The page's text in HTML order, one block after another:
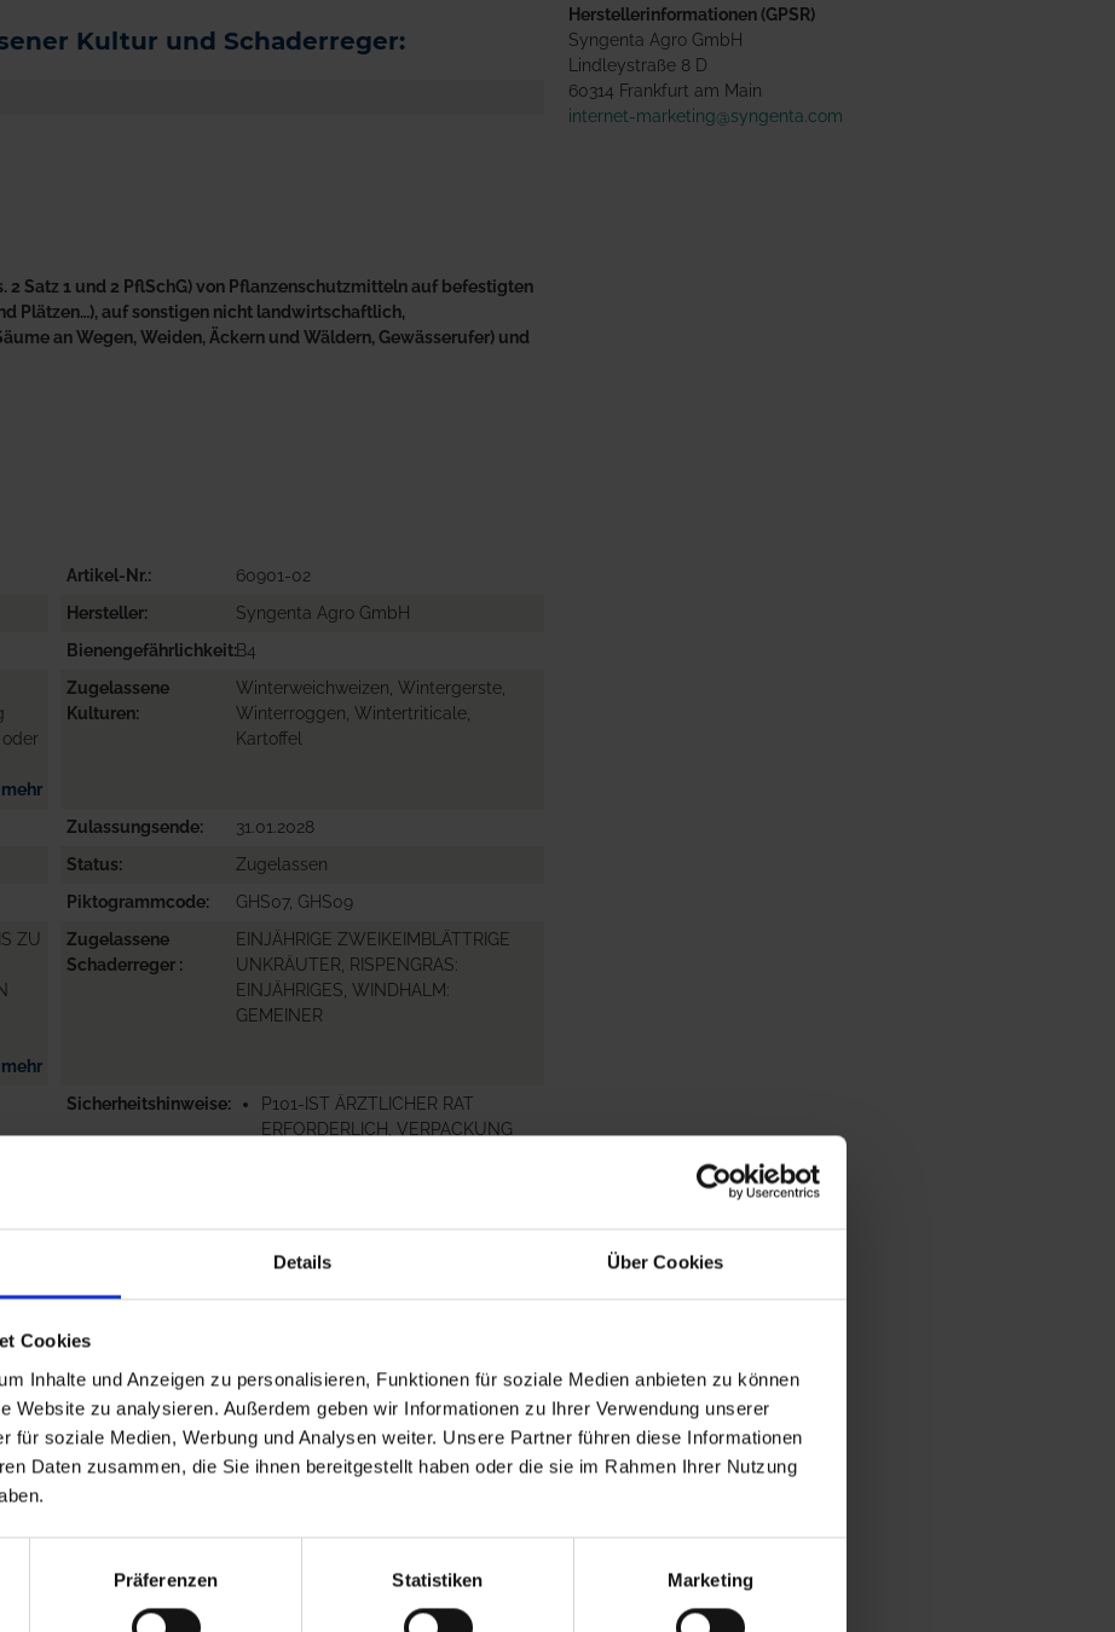
Details Über Cookies
Cookies
Inhalte und Anzeigen zu personalisieren, Funktionen für soziale Medien anbieten zu können
Website zu analysieren. Außerdem geben wir Informationen zu Ihrer Verwendung unserer
für soziale Medien, Werbung und Analysen weiter. Unsere Partner führen diese Informationen
Daten zusammen, die Sie ihnen bereitgestellt haben oder die sie im Rahmen Ihrer Nutzung
Präferenzen Statistiken Marketing
Kultur und Schaderreger:
2 Satz 1 und 2 PflSchG) von Pflanzenschutzmitteln auf befestigten
Plätzen…), auf sonstigen nicht landwirtschaftlich,
an Wegen, Weiden, Äckern und Wäldern, Gewässerufer) und
Artikel-Nr.
60901-02
Hersteller
Syngenta Agro GmbH
BienengefährlichkeitB4
mehr
Zugelassene
Kulturen
Winterweichweizen, Wintergerste,
Winterroggen, Wintertriticale,
Kartoffel
Zulassungsende
31.01.2028
Status
Zugelassen
Piktogrammcode
GHS07, GHS09
ZU
mehr
Zugelassene
Schaderreger
EINJÄHRIGE ZWEIKEIMBLÄTTRIGE
UNKRÄUTER, RISPENGRAS:
EINJÄHRIGES, WINDHALM:
GEMEINER
mehr
Sicherheitshinweise
P101-IST ÄRZTLICHER RAT
ERFORDERLICH, VERPACKUNG
P102-DARF...
Herstellerinformationen (GPSR)
Syngenta Agro GmbH
Lindleystraße 8 D
60314 Frankfurt am Main
internet-marketing@syngenta.com